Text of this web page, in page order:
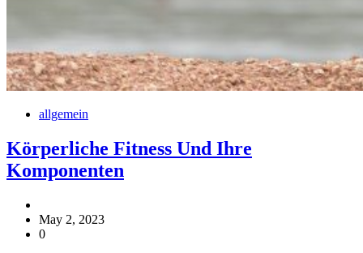
allgemein
Körperliche Fitness Und Ihre
Komponenten
May 2, 2023
0